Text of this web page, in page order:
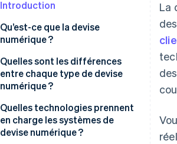
Introduction
Qu’est-ce que la devise
numérique ?
Quelles sont les différences
entre chaque type de devise
numérique ?
Cryptomonnaies
Stablecoins
Quelles technologies prennent
en charge les systèmes de
devise numérique ?
La